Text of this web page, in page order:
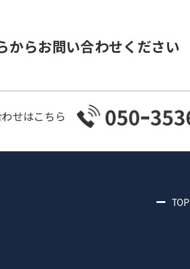
からお問い合わせください
せはこちら
TOP